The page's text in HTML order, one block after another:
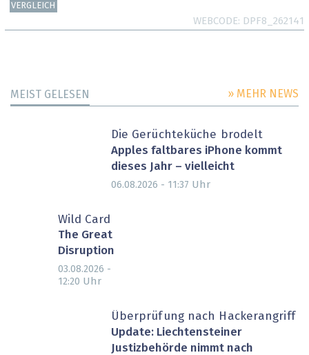
VERGLEICH
WEBCODE DPF8_262141
MEIST GELESEN » MEHR NEWS
Die Gerüchteküche brodelt
Apples faltbares iPhone kommt
dieses Jahr – vielleicht
06.08.2026 - 11:37 Uhr
Wild Card
The Great
Disruption
03.08.2026 -
12:20 Uhr
Überprüfung nach Hackerangriff
Update: Liechtensteiner
Justizbehörde nimmt nach